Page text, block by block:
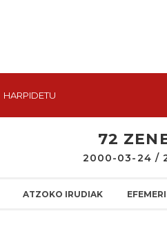
HARPIDETU
72
2000-03-24 /
ATZOKO IRUDIAK